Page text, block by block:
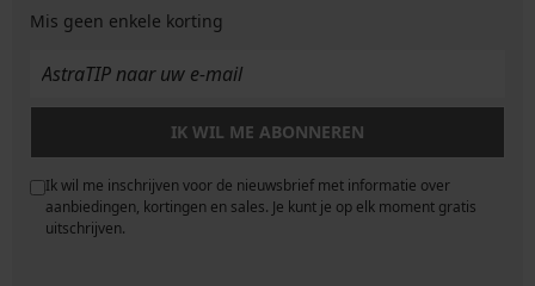
Mis geen enkele korting
IK WIL ME ABONNEREN
Ik wil me inschrijven voor de nieuwsbrief met informatie over
aanbiedingen, kortingen en sales. Je kunt je op elk moment gratis
uitschrijven.